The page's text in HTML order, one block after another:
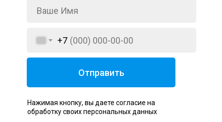
+7
Отправить
Нажимая кнопку, вы даете согласие на
обработку своих персональных данных